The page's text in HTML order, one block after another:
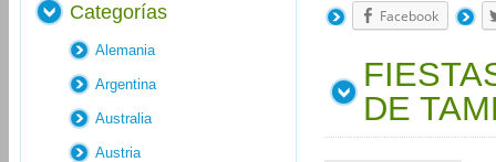
Facebook
DE
Categorías
Alemania
Argentina
Australia
Austria